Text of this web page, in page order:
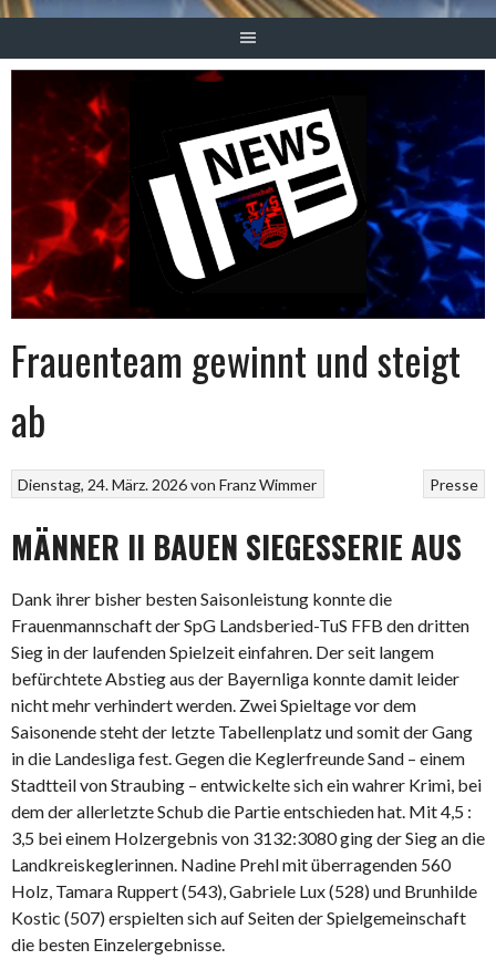
Frauenteam gewinnt und steigt
ab
Presse
Dienstag, 24. März. 2026vonFranz Wimmer
MÄNNER II BAUEN SIEGESSERIE AUS
Dank ihrer bisher besten Saisonleistung konnte die
Frauenmannschaft der SpG Landsberied-TuS FFB den dritten
Sieg in der laufenden Spielzeit einfahren. Der seit langem
befürchtete Abstieg aus der Bayernliga konnte damit leider
nicht mehr verhindert werden. Zwei Spieltage vor dem
Saisonende steht der letzte Tabellenplatz und somit der Gang
in die Landesliga fest. Gegen die Keglerfreunde Sand – einem
Stadtteil von Straubing – entwickelte sich ein wahrer Krimi, bei
dem der allerletzte Schub die Partie entschieden hat. Mit 4,5 :
3,5 bei einem Holzergebnis von 3132:3080 ging der Sieg an die
Landkreiskeglerinnen. Nadine Prehl mit überragenden 560
Holz, Tamara Ruppert (543), Gabriele Lux (528) und Brunhilde
Kostic (507) erspielten sich auf Seiten der Spielgemeinschaft
die besten Einzelergebnisse.